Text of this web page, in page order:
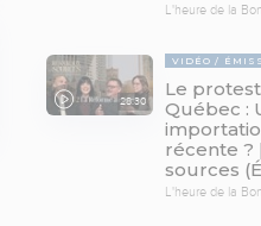
L'heure de la
28:30
VIDÉO
Le
Québec :
récente ?
sources
L'heure de la